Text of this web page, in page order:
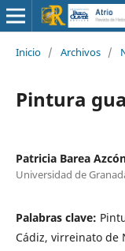
Inicio / Archivos /
Pintura
Patricia Barea
Universidad de
Palabras clave:
Cádiz, virreinato de